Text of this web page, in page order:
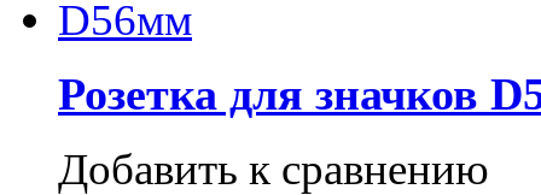
Розетка для значков
Добавить к сравнению